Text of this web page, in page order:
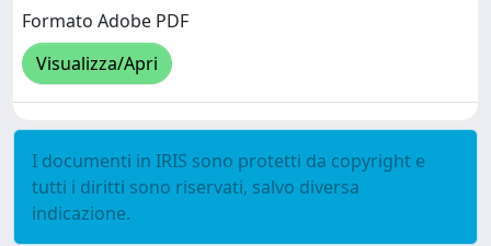
Formato Adobe PDF
Visualizza/Apri
I documenti in IRIS sono protetti da copyright e
tutti i diritti sono riservati, salvo diversa
indicazione.